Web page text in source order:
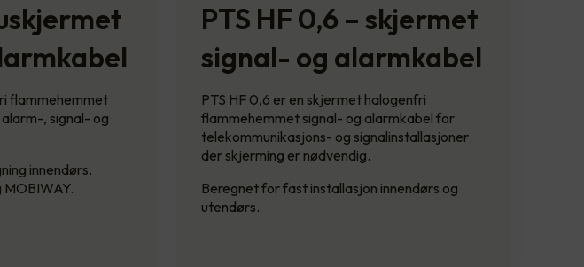
flammehemmet
, signal- og
innendørs.
MOBIWAY.
PTS HF 0,6 – skjermet
signal- og alarmkabel
PTS HF 0,6 er en skjermet halogenfri
flammehemmet signal- og alarmkabel for
telekommunikasjons- og signalinstallasjoner
der skjerming er nødvendig.
Beregnet for fast installasjon innendørs og
utendørs.